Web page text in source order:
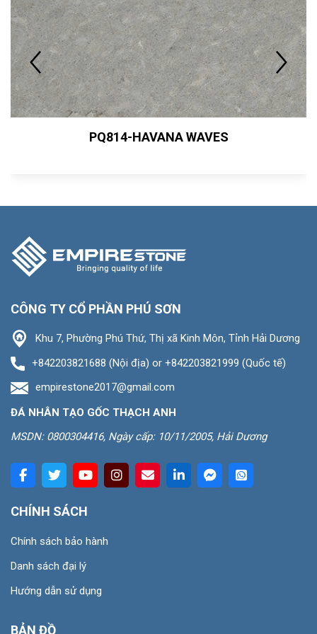
PQ814-HAVANA WAVES
CÔNG TY CỔ PHẦN PHÚ SƠN
Khu 7, Phường Phú Thứ, Thị xã Kinh Môn, Tỉnh Hải Dương
+842203821688 (Nội địa) or +842203821999 (Quốc tế)
empirestone2017@gmail.com
ĐÁ NHÂN TẠO GỐC THẠCH ANH
MSDN: 0800304416, Ngày cấp: 10/11/2005, Hải Dương
CHÍNH SÁCH
Chính sách bảo hành
Danh sách đại lý
Hướng dẫn sử dụng
BẢN ĐỒ